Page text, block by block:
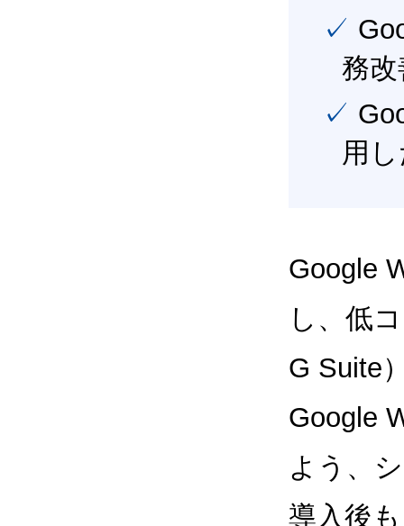
✓ Google Workspace（旧G Suite） を活用し、業
務
✓ Google Workspace（旧G Suite） を最大限に活
用
Google
し、低
G Suite
Google
よう、
導入後